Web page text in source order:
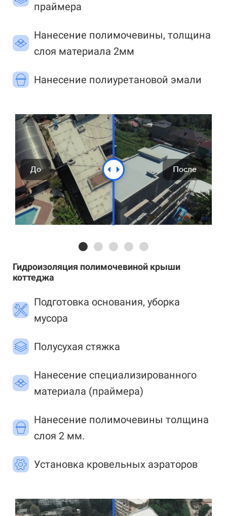
праймера
Нанесение полимочевины, толщина
слоя материала 2мм
Нанесение полиуретановой эмали
До После
Гидроизоляция полимочевиной крыши
коттеджа
Подготовка основания, уборка
мусора
Полусухая стяжка
Нанесение специализированного
материала (праймера)
Нанесение полимочевины толщина
слоя 2 мм.
Установка кровельных аэраторов